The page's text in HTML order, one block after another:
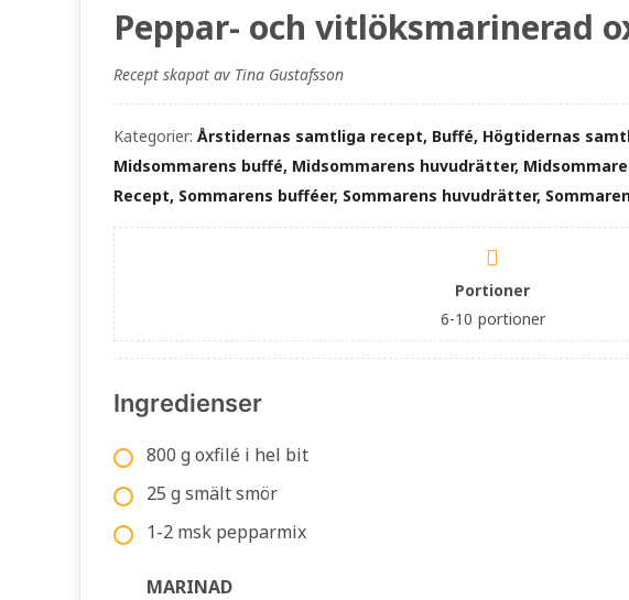
Peppar- och vitlöksmarinerad
Recept skapat av Tina Gustafsson
Kategorier: Årstidernas samtliga recept, Buffé, Högtidernas
Midsommarens buffé, Midsommarens huvudrätter,
Recept, Sommarens bufféer, Sommarens huvudrätter,
Portioner
6-10 portioner
Ingredienser
800 g oxfilé i hel bit
25 g smält smör
1-2 msk pepparmix
MARINAD